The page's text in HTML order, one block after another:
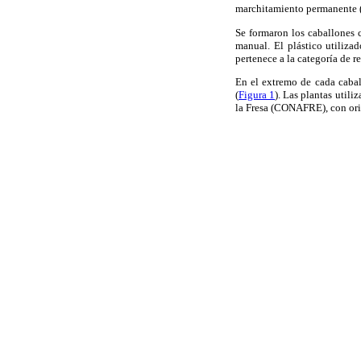
marchitamiento permanente
Se formaron los
manual. El plástico
pertenece a la categoría de
En el extremo de cada
(Figura 1). Las plantas
la Fresa (CONAFRE), con